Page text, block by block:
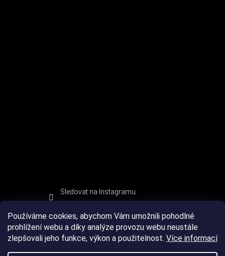
Používáme cookies, abychom Vám umožnili pohodlné
prohlížení webu a díky analýze provozu webu neustále
zlepšovali jeho funkce, výkon a použitelnost. Více informací
Sledovat na Instagramu